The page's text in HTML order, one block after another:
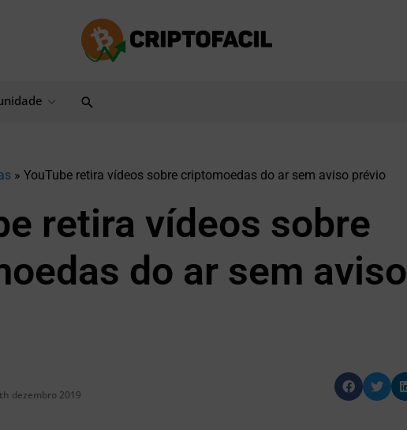
Pesquisar
» YouTube retira vídeos sobre criptomoedas do ar sem aviso prévio
retira vídeos sobre
do ar sem aviso
dezembro 2019